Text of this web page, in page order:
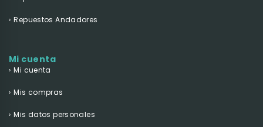
Repuestos Andadores
Mi cuenta
Mi cuenta
Mis compras
Mis datos personales